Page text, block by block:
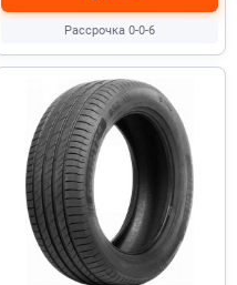
Рассрочка 0-0-6